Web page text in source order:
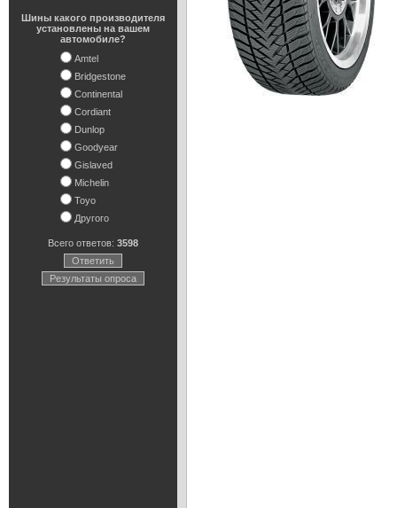
Шины какого производителя
установлены на вашем
автомобиле?
Amtel
Bridgestone
Continental
Cordiant
Dunlop
Goodyear
Gislaved
Michelin
Toyo
Другого
Всего ответов: 3598
Ответить
Результаты опроса